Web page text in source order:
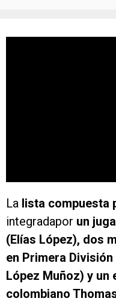
La lista compuesta
integradapor un
(Elías López), dos
en Primera
López Muñoz) y un
colombiano